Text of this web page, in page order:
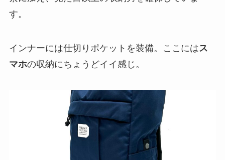
す。
インナーには仕切りポケットを装備。ここにはス
マホの収納にちょうどイイ感じ。